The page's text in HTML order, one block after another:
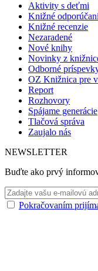
Aktivity s deťmi
Knižné
Knižné recenzie
Nezaradené
Nové knihy
Novinky z
Odborné
OZ Knižnica pre
Report
Rozhovory
Spájame generácie
Tlačová správa
Zaujalo nás
NEWSLETTER
Buďte ako prvý
Pokračovaním